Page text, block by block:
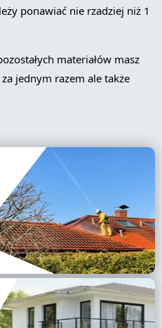
ponawiać nie rzadziej niż 1
materiałów masz
za jednym razem ale także